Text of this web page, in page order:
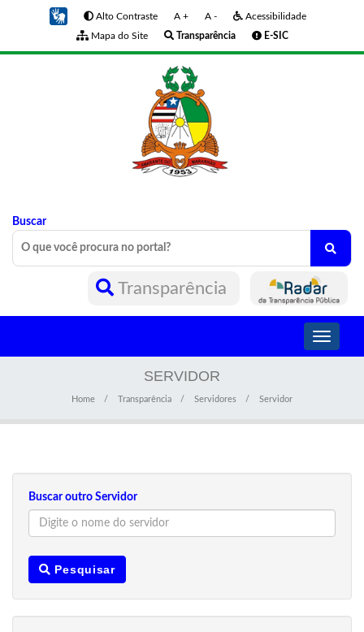
Alto Contraste A + A -
Acessibilidade
Mapa do Site
Transparência E-SIC
Buscar
Transparência
Toggle
SERVIDOR
Home Transparência Servidores Servidor
Buscar outro Servidor
Pesquisar